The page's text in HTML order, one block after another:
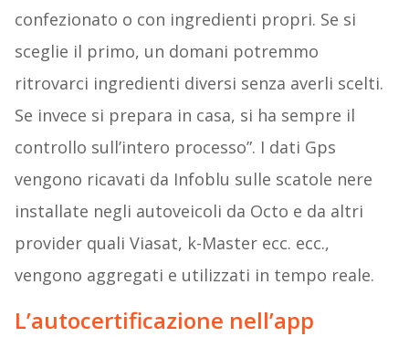
confezionato o con ingredienti propri. Se si
sceglie il primo, un domani potremmo
ritrovarci ingredienti diversi senza averli scelti.
Se invece si prepara in casa, si ha sempre il
controllo sull’intero processo”. I dati Gps
vengono ricavati da Infoblu sulle scatole nere
installate negli autoveicoli da Octo e da altri
provider quali Viasat, k-Master ecc. ecc.,
vengono aggregati e utilizzati in tempo reale.
L’autocertificazione nell’app